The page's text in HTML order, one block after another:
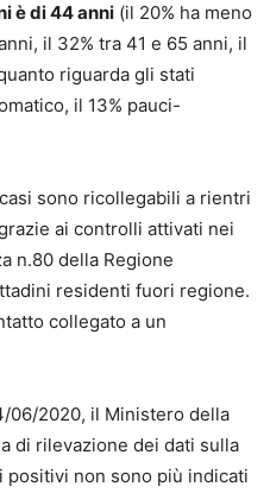
è di 44 anni (il 20% ha meno
il 32% tra 41 e 65 anni, il
riguarda gli stati
il 13% pauci-
sono ricollegabili a rientri
ai controlli attivati nei
n.80 della Regione
residenti fuori regione.
collegato a un
06/2020, il Ministero della
di rilevazione dei dati sulla
positivi non sono più indicati